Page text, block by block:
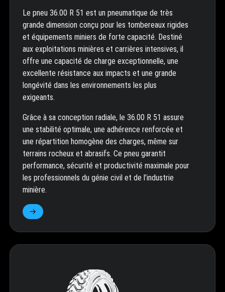
Le pneu 36.00 R 51 est un pneumatique de très
grande dimension conçu pour les tombereaux rigides
et équipements miniers de forte capacité. Destiné
aux exploitations minières et carrières intensives, il
offre une capacité de charge exceptionnelle, une
excellente résistance aux impacts et une grande
longévité dans les environnements les plus
exigeants.
Grâce à sa conception radiale, le 36.00 R 51 assure
une stabilité optimale, une adhérence renforcée et
une répartition homogène des charges, même sur
terrains rocheux et abrasifs. Ce pneu garantit
performance, sécurité et productivité maximale pour
les professionnels du génie civil et de l’industrie
minière.